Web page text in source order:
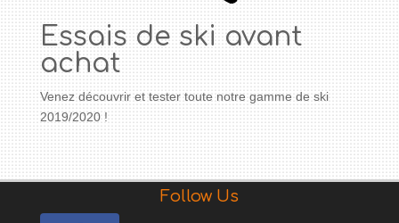
Essais de ski avant
achat
Venez découvrir et tester toute notre gamme de ski
2019/2020 !
Follow Us